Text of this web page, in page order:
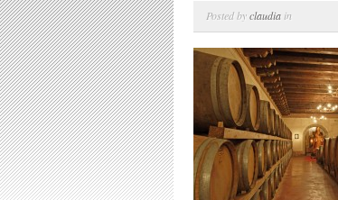
Posted byclaudia in